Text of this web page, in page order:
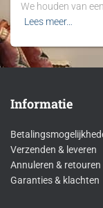
We houden van
Lees meer…
Informatie
Verzenden & leveren
Annuleren & retouren
Garanties & klachten